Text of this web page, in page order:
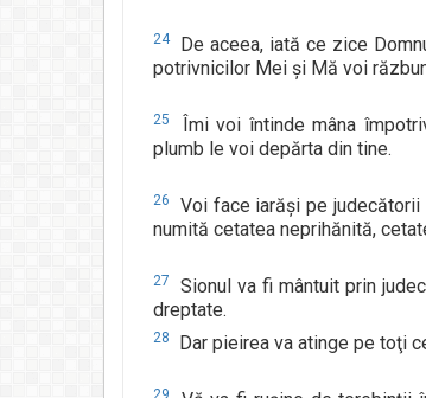
24
De aceea, iată ce zice
potrivnicilor Mei şi Mă voi
25
Îmi voi întinde mâna
plumb le voi depărta din tine.
26
Voi face iarăşi pe
numită cetatea neprihănită,
27
Sionul va fi mântuit prin
dreptate.
28 Dar pieirea va atinge pe toţi
29